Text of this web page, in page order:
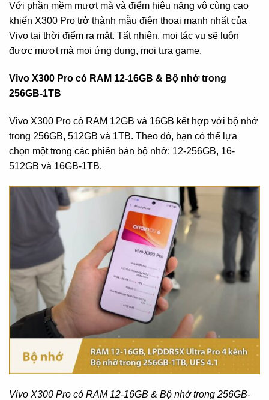
Với phần mềm mượt mà và điểm hiệu năng vô cùng cao
khiến X300 Pro trở thành mẫu điện thoại mạnh nhất của
Vivo tại thời điểm ra mắt. Tất nhiên, mọi tác vụ sẽ luôn
được mượt mà mọi ứng dụng, mọi tựa game.
Vivo X300 Pro có RAM 12-16GB & Bộ nhớ trong
256GB-1TB
Vivo X300 Pro có RAM 12GB và 16GB kết hợp với bộ nhớ
trong 256GB, 512GB và 1TB. Theo đó, bạn có thể lựa
chọn một trong các phiên bản bộ nhớ: 12-256GB, 16-
512GB và 16GB-1TB.
Vivo X300 Pro có RAM 12-16GB & Bộ nhớ trong 256GB-